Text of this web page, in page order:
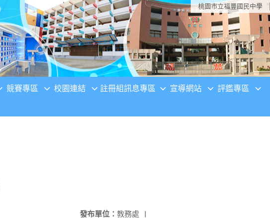
桃園市立福豐國民中學
競賽專區 校園連結 註冊組訊息專區 宣導網站 評鑑專區
發布單位： 教務處 |